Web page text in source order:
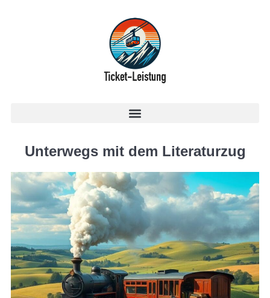
Unterwegs mit dem Literaturzug